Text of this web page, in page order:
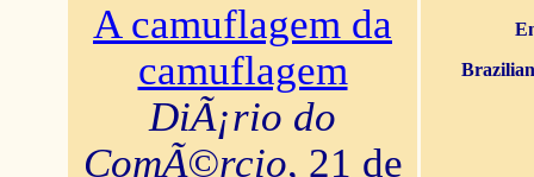
A camuflagem da
camuflagem
DiÃ¡rio do
ComÃ©rcio, 21 de